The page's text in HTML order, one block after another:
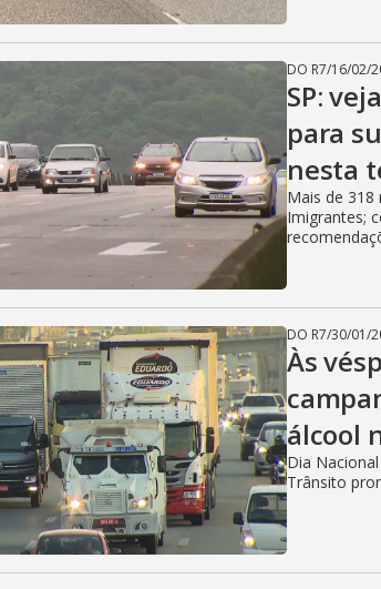
DO R7/16/02/
SP:
para
nesta
Mais de 318
Imigrantes;
DO R7/30/01/
Às
álcool
Dia
Trânsito